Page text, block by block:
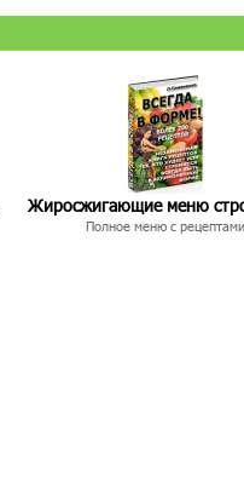
Жиросжигающие меню
Полное меню с рецептами